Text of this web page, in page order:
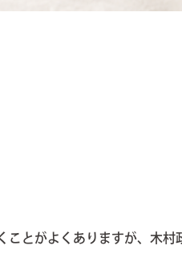
とがよくありますが、木